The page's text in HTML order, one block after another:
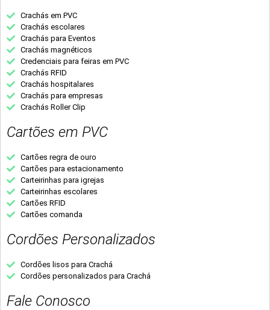
Crachás em PVC
Crachás escolares
Crachás para Eventos
Crachás magnéticos
Credenciais para feiras em PVC
Crachás RFID
Crachás hospitalares
Crachás para empresas
Crachás Roller Clip
Cartões em PVC
Cartões regra de ouro
Cartões para estacionamento
Carteirinhas para igrejas
Carteirinhas escolares
Cartões RFID
Cartões comanda
Cordões Personalizados
Cordões lisos para Crachá
Cordões personalizados para Crachá
Fale Conosco